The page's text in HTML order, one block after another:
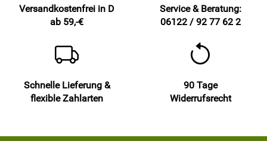
Versandkostenfrei in D
ab 59,-€
Service & Beratung:
06122 / 92 77 62 2
Schnelle Lieferung &
flexible Zahlarten
90 Tage
Widerrufsrecht